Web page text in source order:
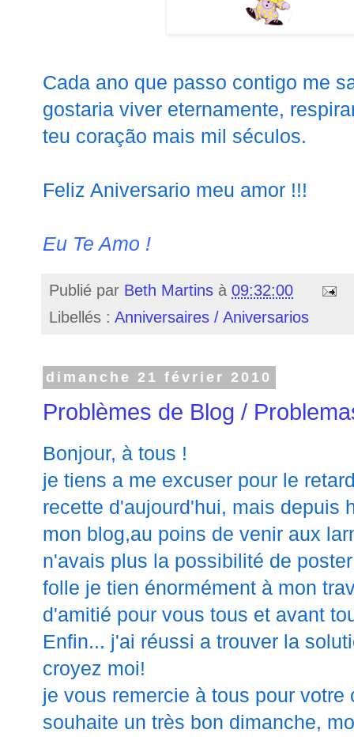
Cada ano que passo contigo me
gostaria viver eternamente,
teu coração mais mil séculos.
Feliz Aniversario meu amor !!!
Eu Te Amo !
Publié par Beth Martins à 09:32:00
Libellés : Anniversaires / Aniversarios
dimanche 21 février 2010
Problèmes de Blog /
Bonjour, à tous !
je tiens a me excuser pour le
recette d'aujourd'hui, mais depuis
mon blog,au poins de venir aux
n'avais plus la possibilité de
folle je tien énormément à mon
d'amitié pour vous tous et avant
Enfin... j'ai réussi a trouver la
croyez moi!
je vous remercie à tous pour
souhaite un très bon dimanche,